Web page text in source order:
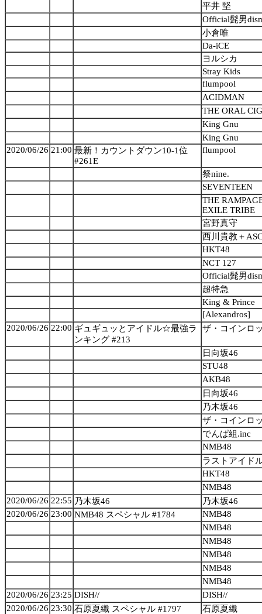
平井 堅
Official髭男
小倉唯
Da-iCE
ヨルシカ
Stray Kids
flumpool
ACIDMAN
THE ORAL
King Gnu
King Gnu
2020/06/26 21:00 最新！カウントダウン10-1位
#261E
flumpool
祭nine.
SEVENTEEN
THE
EXILE TRIBE
宮野真守
西川貴教＋
HKT48
NCT 127
Official髭男
超特急
King & Prince
[Alexandros]
2020/06/26 22:00 ギュギュッとアイドル☆最強ラ
ンキング #213
ザ・コインロ
日向坂46
STU48
AKB48
日向坂46
乃木坂46
ザ・コインロ
でんぱ組.inc
NMB48
ラストアイド
HKT48
NMB48
2020/06/26 22:55 乃木坂46
乃木坂46
2020/06/26 23:00 NMB48 スペシャル #1784
NMB48
NMB48
NMB48
NMB48
NMB48
NMB48
2020/06/26 23:25 DISH//
DISH//
2020/06/26 23:30 石原夏織 スペシャル #1797
石原夏織